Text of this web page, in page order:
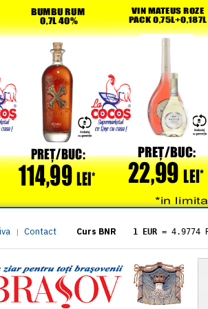
| Contact Curs BNR 1 EUR = 4.9774
= 5.8304
1 XAU= 464.4611
1 AED= 1.1933
1 AUD= 2.7957
1 BGN= 2.5449